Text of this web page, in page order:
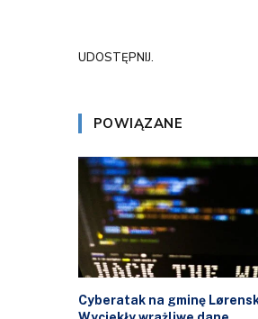
UDOSTĘPNIJ.
POWIĄZANE
Cyberatak na gminę